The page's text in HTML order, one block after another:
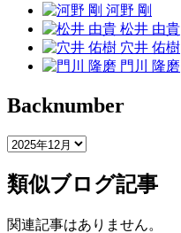
河野 剛
松井 由貴
穴井 佑樹
門川 隆磨
Backnumber
類似ブログ記事
関連記事はありません。